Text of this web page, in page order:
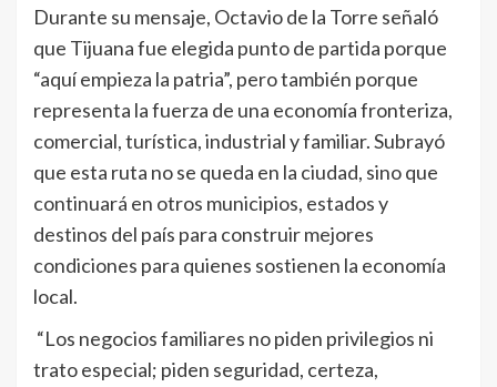
Durante su mensaje, Octavio de la Torre señaló
que Tijuana fue elegida punto de partida porque
“aquí empieza la patria”, pero también porque
representa la fuerza de una economía fronteriza,
comercial, turística, industrial y familiar. Subrayó
que esta ruta no se queda en la ciudad, sino que
continuará en otros municipios, estados y
destinos del país para construir mejores
condiciones para quienes sostienen la economía
local.
“Los negocios familiares no piden privilegios ni
trato especial; piden seguridad, certeza,